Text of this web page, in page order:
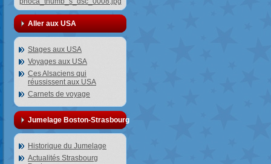
Aller aux USA
Stages aux USA
Voyages aux USA
Ces Alsaciens qui
réussissent aux USA
Carnets de voyage
Jumelage Boston-Strasbourg
Historique du Jumelage
Actualités Strasbourg